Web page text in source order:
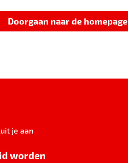
Doorgaan naar de homepage
je aan
worden